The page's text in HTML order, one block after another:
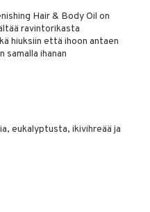
Hair & Body Oil on
ravintorikasta
hiuksiin että ihoon antaen
ihanan
eukalyptusta, ikivihreää ja